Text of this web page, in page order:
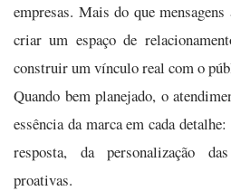
empresas. Mais do que
criar um espaço de
construir um vínculo real com o
Quando bem planejado, o
essência da marca em cada
resposta, da personalização
proativas.